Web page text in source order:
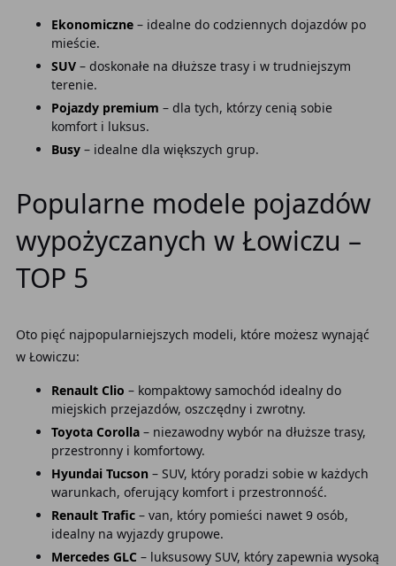
Ekonomiczne– idealne do codziennych dojazdów po
mieście.
SUV– doskonałe na dłuższe trasy i w trudniejszym
terenie.
Pojazdy premium – dla tych, którzy cenią sobie
komfort i luksus.
Busy– idealne dla większych grup.
Popularne modele pojazdów
wypożyczanych w Łowiczu –
TOP 5
Oto pięć najpopularniejszych modeli, które możesz wynająć
w Łowiczu:
Renault Clio – kompaktowy samochód idealny do
miejskich przejazdów, oszczędny i zwrotny.
Toyota Corolla– niezawodny wybór na dłuższe trasy,
przestronny i komfortowy.
Hyundai Tucson – SUV, który poradzi sobie w każdych
warunkach, oferujący komfort i przestronność.
Renault Trafic– van, który pomieści nawet 9 osób,
idealny na wyjazdy grupowe.
Mercedes GLC – luksusowy SUV, który zapewnia wysoką